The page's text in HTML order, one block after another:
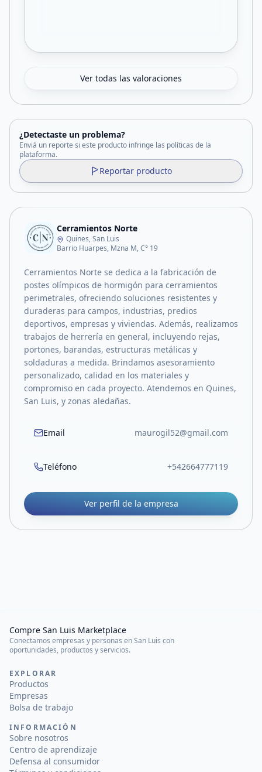
Ver todas las valoraciones
¿Detectaste un problema?
Enviá un reporte si este producto infringe las políticas de la
plataforma.
Reportar producto
Cerramientos Norte
Quines, San Luis
Barrio Huarpes, Mzna M, C° 19
Cerramientos Norte se dedica a la fabricación de
postes olímpicos de hormigón para cerramientos
perimetrales, ofreciendo soluciones resistentes y
duraderas para campos, industrias, predios
deportivos, empresas y viviendas. Además, realizamos
trabajos de herrería en general, incluyendo rejas,
portones, barandas, estructuras metálicas y
soldaduras a medida. Brindamos asesoramiento
personalizado, calidad en los materiales y
compromiso en cada proyecto. Atendemos en Quines,
San Luis, y zonas aledañas.
Email maurogil52@gmail.com
Teléfono +542664777119
Ver perfil de la empresa
Compre San Luis Marketplace
Conectamos empresas y personas en San Luis con
oportunidades, productos y servicios.
EXPLORAR
Productos
Empresas
Bolsa de trabajo
INFORMACIÓN
Sobre nosotros
Centro de aprendizaje
Defensa al consumidor